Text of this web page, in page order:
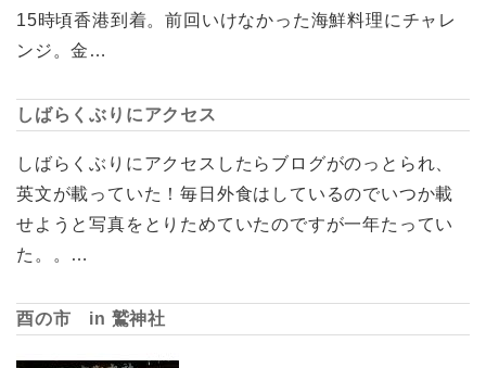
15時頃香港到着。前回いけなかった海鮮料理にチャレ
ンジ。金…
しばらくぶりにアクセス
しばらくぶりにアクセスしたらブログがのっとられ、
英文が載っていた！毎日外食はしているのでいつか載
せようと写真をとりためていたのですが一年たってい
た。。…
酉の市 in 鷲神社